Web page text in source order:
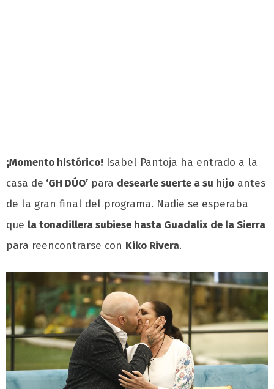
¡Momento histórico! Isabel Pantoja ha entrado a la
casa de ‘GH DÚO’ para desearle suerte a su hijo antes
de la gran final del programa. Nadie se esperaba
que la tonadillera subiese hasta Guadalix de la Sierra
para reencontrarse con Kiko Rivera.